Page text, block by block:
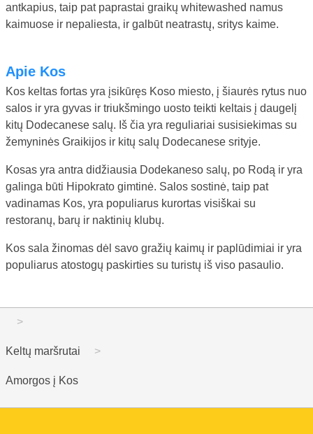
antkapius, taip pat paprastai graikų whitewashed namus
kaimuose ir nepaliesta, ir galbūt neatrastų, sritys kaime.
Apie Kos
Kos keltas fortas yra įsikūręs Koso miesto, į šiaurės rytus nuo
salos ir yra gyvas ir triukšmingo uosto teikti keltais į daugelį
kitų Dodecanese salų. Iš čia yra reguliariai susisiekimas su
žemyninės Graikijos ir kitų salų Dodecanese srityje.
Kosas yra antra didžiausia Dodekaneso salų, po Rodą ir yra
galinga būti Hipokrato gimtinė. Salos sostinė, taip pat
vadinamas Kos, yra populiarus kurortas visiškai su
restoranų, barų ir naktinių klubų.
Kos sala žinomas dėl savo gražių kaimų ir paplūdimiai ir yra
populiarus atostogų paskirties su turistų iš viso pasaulio.
Keltų maršrutai
Amorgos į Kos